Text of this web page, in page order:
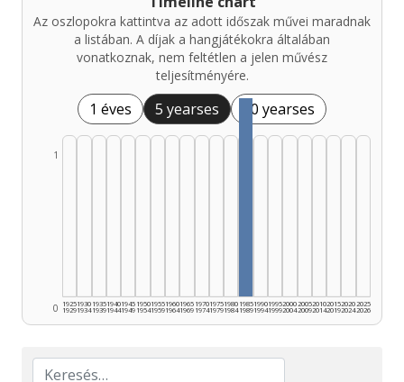
Az oszlopokra kattintva az adott időszak művei maradnak
a listában. A díjak a hangjátékokra általában
vonatkoznak, nem feltétlen a jelen művész
teljesítményére.
1 éves 5 yearses 10 yearses
0
1
1925
1929
1930
1934
1935
1939
1940
1944
1945
1949
1950
1954
1955
1959
1960
1964
1965
1969
1970
1974
1975
1979
1980
1984
1985
1989
1990
1994
1995
1999
2000
2004
2005
2009
2010
2014
2015
2019
2020
2024
2025
2026